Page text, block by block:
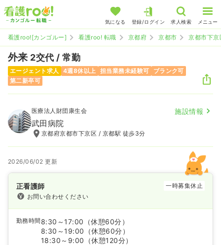
気になる 登録/ログイン 求人検索 メニュー
看護roo![カンゴルー] 看護roo! 転職 京都府 京都市 京都市下京
外来 2交代 / 常勤
エージェント求人 4週8休以上 担当業務未経験可
ブランク可
第二新卒可
医療法人財団康生会 施設情報
武田病院
京都府京都市下京区 / 京都駅 徒歩3分
2026/06/02 更新
正看護師
一時募集休止
お問い合わせください
勤務時間 8:30～17:00
（休憩60分）
8:30～19:00
（休憩60分）
18:30～9:00
（休憩120分）